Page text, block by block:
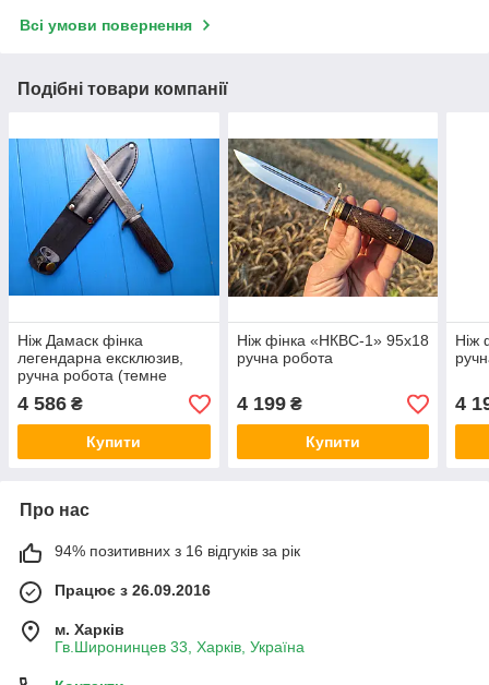
Всі умови повернення
Подібні товари компанії
Ніж Дамаск фінка
легендарна ексклюзив,
ручна робота (темне
дерево)
4 586 ₴
Купити
Ніж фінка «НКВС-1» 95х18
ручна робота
4 199₴
Купити
Ніж
4
Про нас
94% позитивних з 16 відгуків за рік
Працює з 26.09.2016
м. Харків
Гв.Широнинцев 33, Харків, Україна